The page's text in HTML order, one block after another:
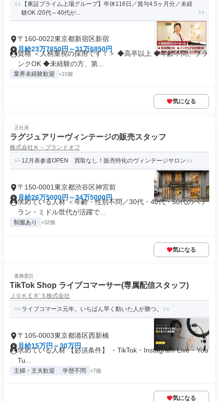
【東証プライム上場グループ】年休116日／賞与4.5ヶ月分／未経
験OK /20代～40代が...
〒160-0022東京都新宿区新宿
月給23万7650円～31万6850円
資格 ＜人柄重視の採用です！＞ ◆高卒以上 ◆年齢不問、ブラ
ンクOK ◆未経験の方、第...
業界未経験歓迎 +15個
気になる
正社員
ラグジュアリーヴィンテージの販売スタッフ
株式会社Ｋ－ブランドオフ
12月表参道OPEN 買取なし！販売特化のヴィンテージサロン
〒150-0001東京都渋谷区神宮前
月給26万5000円～34万5000円
求めている人材 ＜年齢・性別不問／30代・40代・50代のベテ
ラン・ミドル世代が活躍で...
制服あり +32個
気になる
業務委託
TikTok Shop ライブコマーサー(専属配信スタッフ)
ＪＯＫＥＲ’Ｓ株式会社
ライブコマース元年。いちばん早く動いた人が勝つ。
〒105-0003東京都港区西新橋
月給15万円～30万円
求めている人材 【必須条件】 ・TikTok・Instagram Live・You
Tu...
主婦・主夫歓迎 学歴不問 +7個
気になる